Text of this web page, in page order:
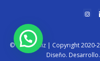
© Pharmabiz | Copyrıght
Diseño.